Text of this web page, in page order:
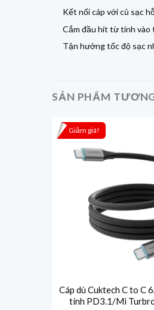
Kết nối cáp với củ sạc
Cắm đầu hít từ tính vào
Tận hưởng tốc độ sạc
SẢN PHẨM
Giảm giá!
Cáp dù Cuktech C to C
tính PD3.1/Mi